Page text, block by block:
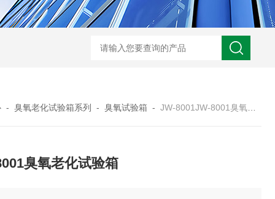
JW-5405A复合盐雾试验箱
-臭氧老化试验箱系列 -臭氧试验箱 -JW-8001JW-8001臭氧老化试验箱
臭氧老化试验箱